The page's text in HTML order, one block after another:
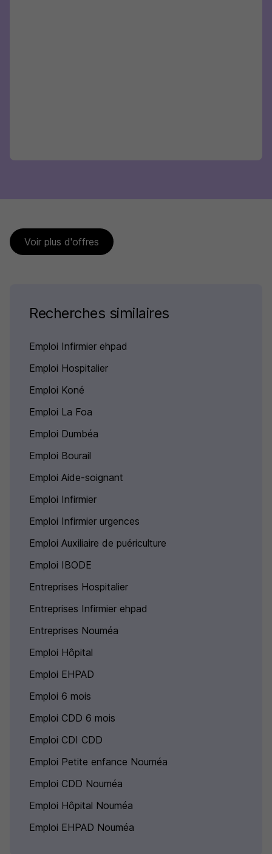
Voir plus d'offres
Recherches similaires
Emploi Infirmier ehpad
Emploi Hospitalier
Emploi Koné
Emploi La Foa
Emploi Dumbéa
Emploi Bourail
Emploi Aide-soignant
Emploi Infirmier
Emploi Infirmier urgences
Emploi Auxiliaire de puériculture
Emploi IBODE
Entreprises Hospitalier
Entreprises Infirmier ehpad
Entreprises Nouméa
Emploi Hôpital
Emploi EHPAD
Emploi 6 mois
Emploi CDD 6 mois
Emploi CDI CDD
Emploi Petite enfance Nouméa
Emploi CDD Nouméa
Emploi Hôpital Nouméa
Emploi EHPAD Nouméa